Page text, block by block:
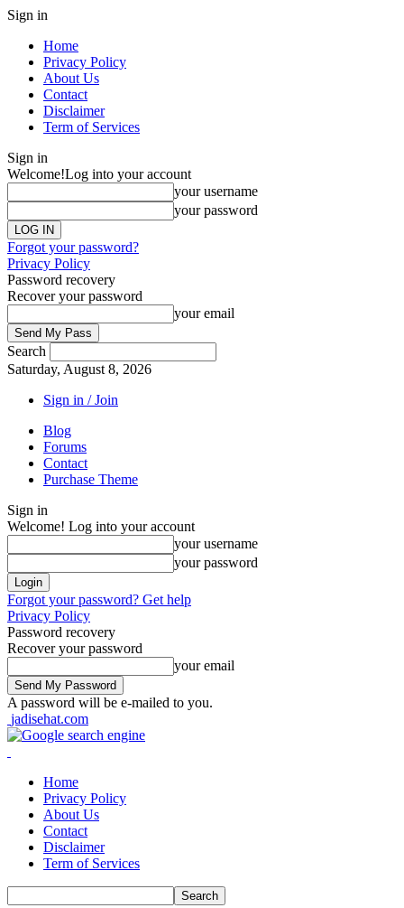
Sign in
Home
Privacy Policy
About Us
Contact
Disclaimer
Term of Services
Sign in
Welcome!Log into your account
your username
your password
Forgot your password?
Privacy Policy
Password recovery
Recover your password
your email
Search
Saturday, August 8, 2026
Sign in / Join
Blog
Forums
Contact
Purchase Theme
Sign in
Welcome! Log into your account
your username
your password
Forgot your password? Get help
Privacy Policy
Password recovery
Recover your password
your email
A password will be e-mailed to you.
jadisehat.com
Home
Privacy Policy
About Us
Contact
Disclaimer
Term of Services